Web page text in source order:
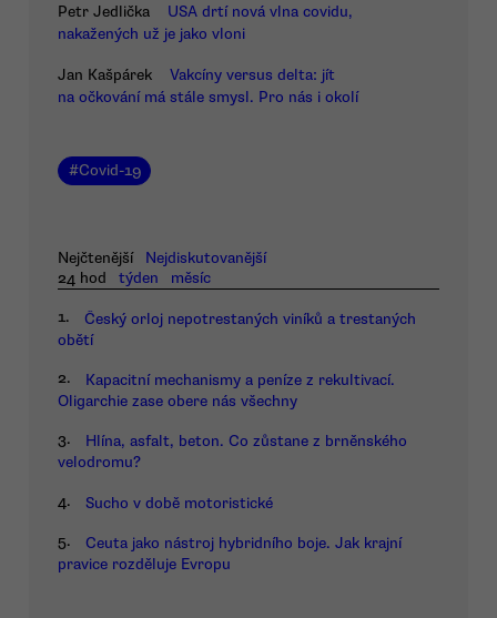
Petr Jedlička
USA drtí nová vlna covidu,
nakažených už je jako vloni
Jan Kašpárek
Vakcíny versus delta: jít
na očkování má stále smysl. Pro nás i okolí
#Covid-19
Nejčtenější
Nejdiskutovanější
24 hod
týden měsíc
1.
Český orloj nepotrestaných viníků a trestaných
obětí
2.
Kapacitní mechanismy a peníze z rekultivací.
Oligarchie zase obere nás všechny
3.
Hlína, asfalt, beton. Co zůstane z brněnského
velodromu?
4. Sucho v době motoristické
5.
Ceuta jako nástroj hybridního boje. Jak krajní
pravice rozděluje Evropu